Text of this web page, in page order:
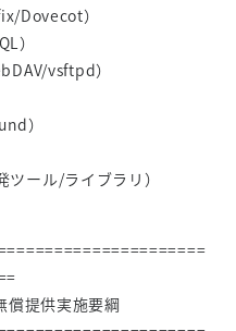
Dovecot）
）
vsftpd）
）
ツール/ライブラリ）
償提供実施要綱